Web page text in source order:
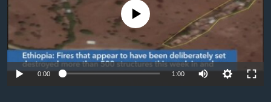
ቂሔ ጽልሚ
ቋንቋታት
No media source currently available
0:00 1:00